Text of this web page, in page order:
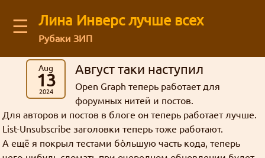
☰ Лина Инверс лучше всех
Рубаки ЗИП
You are not logged in
orregirsteran account
Aug
13
2024
Август таки наступил
Open Graph теперь работает для
форумных нитей и постов.
Для авторов и постов в блоге он теперь работает лучше.
List-Unsubscribe заголовки теперь тоже работают.
А ещё я покрыл тестами бòльшую часть кода, теперь
Message board
Feedback form
About our authors
Архив старого форума
Можешь ли ты общаться с нами через
Дискорд?
Ввиду некоторых политических
действий, Дискорд может быть
Аниме
Рубаки
(55)
Магия (17)
Культура
(5)
География (5)
Творчество (71)
Фанфики (63)
Latest blog comments:
Mega Brand Kikaku от 15.03.2026 (Вопросы месяца №174)
Джима
: На последний вопрос старичок
Кандзака на удивление прямо ответил 😺
Mega Brand Kikaku от 03.11.2025 (Вопросы месяца №170)
Goury : (ﾉ◕ヮ◕)ﾉ*:･ﾟ✧ ❤️
фанфик буквы манга Зелгадис рисунки картинки
Revolution Кселлос Мартина
административное Лина Инверс
жизнь торжественно форум
интервью ня грустно
Recent visitors
Guests: 52
Members: 0